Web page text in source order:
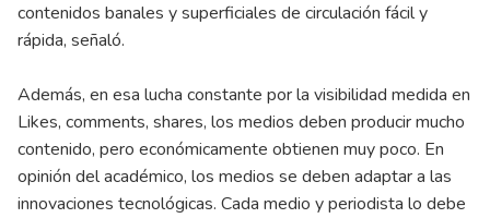
contenidos banales y superficiales de circulación fácil y
rápida, señaló.
Además, en esa lucha constante por la visibilidad medida en
Likes, comments, shares, los medios deben producir mucho
contenido, pero económicamente obtienen muy poco. En
opinión del académico, los medios se deben adaptar a las
innovaciones tecnológicas. Cada medio y periodista lo debe